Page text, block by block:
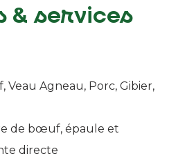
& services
Veau Agneau, Porc, Gibier,
de bœuf, épaule et
directe